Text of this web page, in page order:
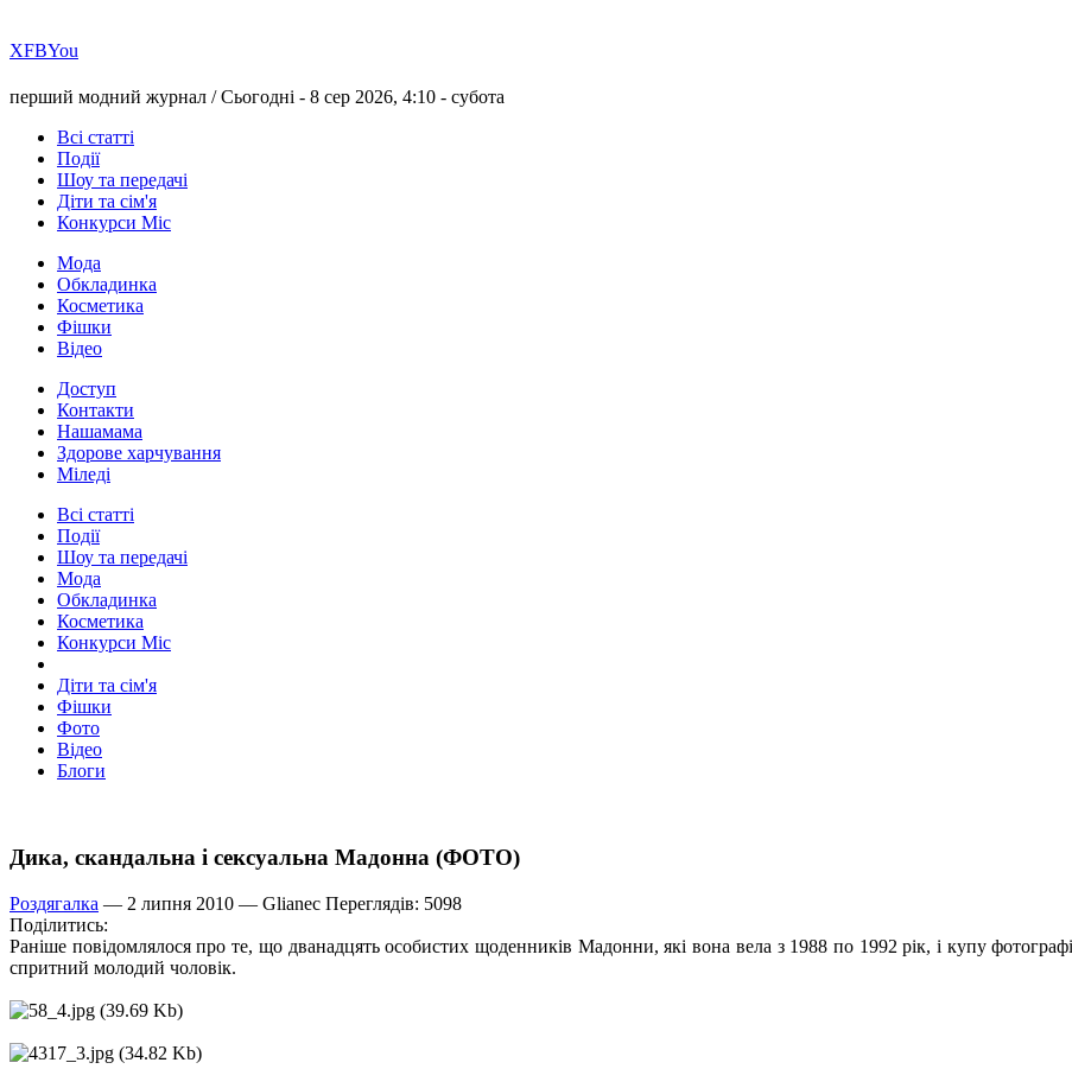
ХFBYou
перший модний журнал /Сьогодні - 8 сер 2026, 4:10 - субота
Всі статті
Події
Шоу та передачі
Діти та сім'я
Конкурси Міс
Мода
Обкладинка
Косметика
Фішки
Відео
Доступ
Контакти
Нашамама
Здорове харчування
Міледі
Всі статті
Події
Шоу та передачі
Мода
Обкладинка
Косметика
Конкурси Міс
Діти та сім'я
Фішки
Фото
Відео
Блоги
Дика, скандальна і сексуальна Мадонна (ФОТО)
Роздягалка — 2 липня 2010 — Glianec Переглядів: 5098
Поділитись:
Раніше повідомлялося про те, що дванадцять особистих щоденників Мадонни, які вона вела з 1988 по 1992 рік, і купу
спритний молодий чоловік.